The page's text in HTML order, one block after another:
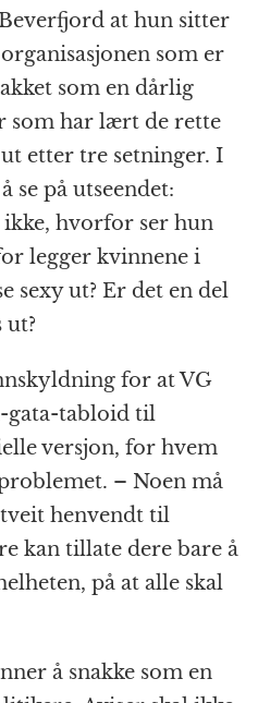
at hun sitter
som er
som en dårlig
som har lært de rette
etter tre setninger. I
se på utseendet:
hvorfor ser hun
legger kvinnene i
sexy ut? Er det en del
ut?
for at VG
gata-tabloid til
versjon, for hvem
– Noen må
henvendt til
kan tillate dere bare å
på at alle skal
å snakke som en